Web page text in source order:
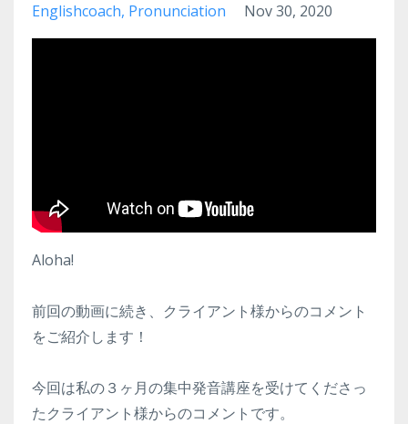
Englishcoach Pronunciation Nov 30, 2020
Aloha!
前回の動画に続き、クライアント様からのコメント
をご紹介します！
今回は私の３ヶ月の集中発音講座を受けてくださっ
たクライアント様からのコメントです。